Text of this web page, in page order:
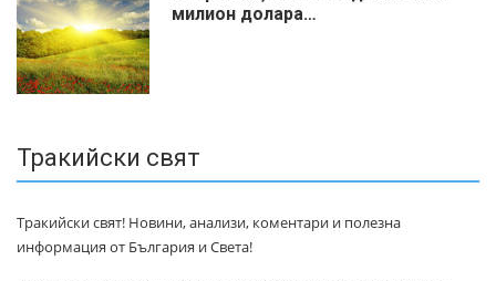
милиoн дoлapa…
Тракийски свят
Тракийски свят! Новини, анализи, коментари и полезна
информация от България и Света!